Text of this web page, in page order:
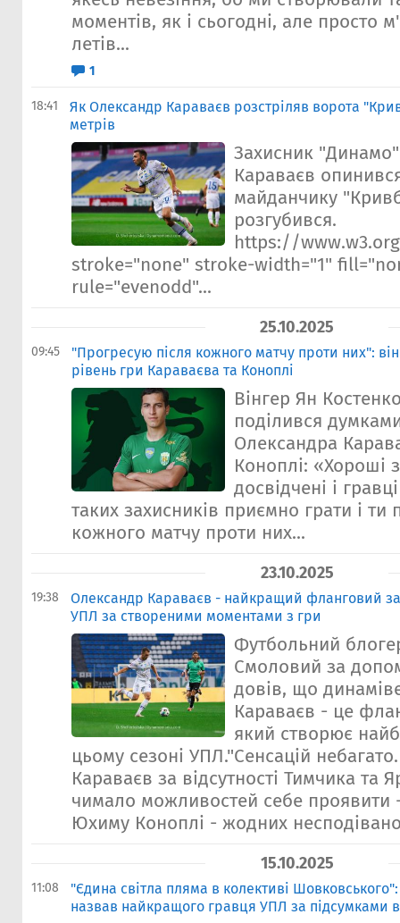
моментів, як і сьогодні, але просто
летів...
1
18:41
Як Олександр Караваєв розстріляв ворота
метрів
Захисник
Караваєв
майданчику
розгубився.
https://
stroke="none" stroke-width="1"
rule="evenodd"...
25.10.2025
09:45
"Прогресую після кожного матчу проти них":
рівень гри Караваєва та Коноплі
Вінгер Ян
поділився
Олександра
Коноплі: «Хороші
досвідчені і
таких захисників приємно грати і ти
кожного матчу проти них...
23.10.2025
19:38
Олександр Караваєв - найкращий фланговий
УПЛ за створеними моментами з гри
Футбольний
Смоловий за
довів, що
Караваєв - це
який створює
цьому сезоні УПЛ."Сенсацій
Караваєв за відсутності Тимчика та
чимало можливостей себе проявити
Юхиму Коноплі - жодних
15.10.2025
11:08
"Єдина світла пляма в колективі
назвав найкращого гравця УПЛ за підсумками